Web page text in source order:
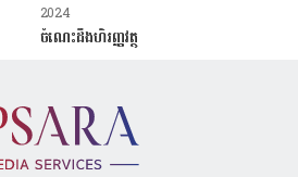
2024
ចំណេះដឹងហិរញ្ញវត្ថុ